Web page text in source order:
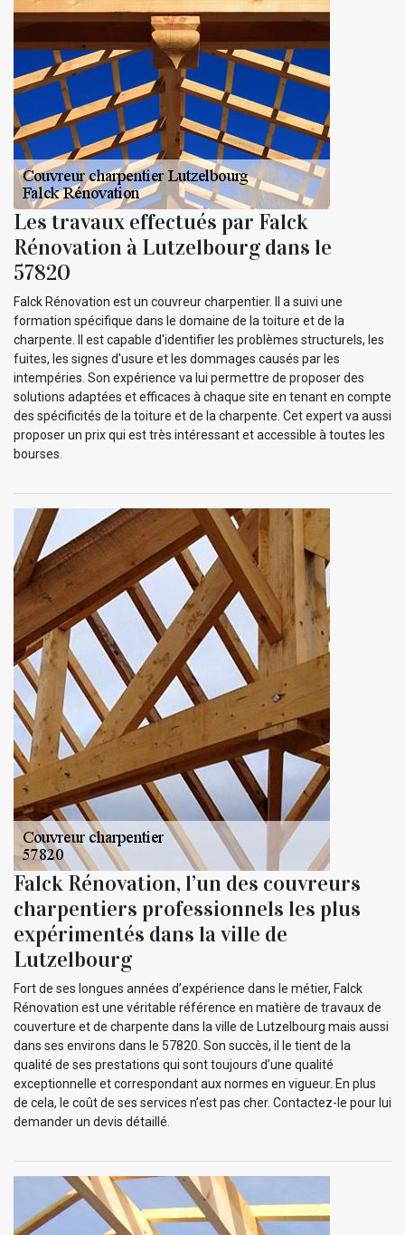
Les travaux effectués par Falck
Rénovation à Lutzelbourg dans le
57820
Falck Rénovation est un couvreur charpentier. Il a suivi une
formation spécifique dans le domaine de la toiture et de la
charpente. Il est capable d'identifier les problèmes structurels, les
fuites, les signes d'usure et les dommages causés par les
intempéries. Son expérience va lui permettre de proposer des
solutions adaptées et efficaces à chaque site en tenant en compte
des spécificités de la toiture et de la charpente. Cet expert va aussi
proposer un prix qui est très intéressant et accessible à toutes les
bourses.
Falck Rénovation, l’un des couvreurs
charpentiers professionnels les plus
expérimentés dans la ville de
Lutzelbourg
Fort de ses longues années d’expérience dans le métier, Falck
Rénovation est une véritable référence en matière de travaux de
couverture et de charpente dans la ville de Lutzelbourg mais aussi
dans ses environs dans le 57820. Son succès, il le tient de la
qualité de ses prestations qui sont toujours d’une qualité
exceptionnelle et correspondant aux normes en vigueur. En plus
de cela, le coût de ses services n’est pas cher. Contactez-le pour lui
demander un devis détaillé.